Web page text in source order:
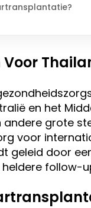
en het
andere grote
voor
geleid door
follow-